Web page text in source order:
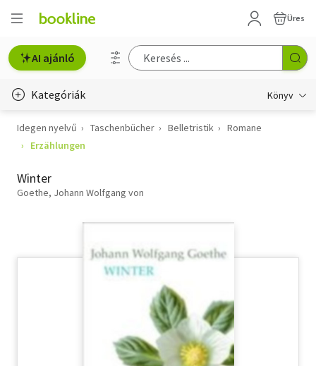
Üres
AI ajánló
Kategóriák Könyv
Életmód, egészség
Gyermek- és ifjúsági
Hobbi, szabadidő
Idegen nyelvű Taschenbücher Belletristik
Romane
Erzählungen
Winter
Goethe, Johann Wolfgang von